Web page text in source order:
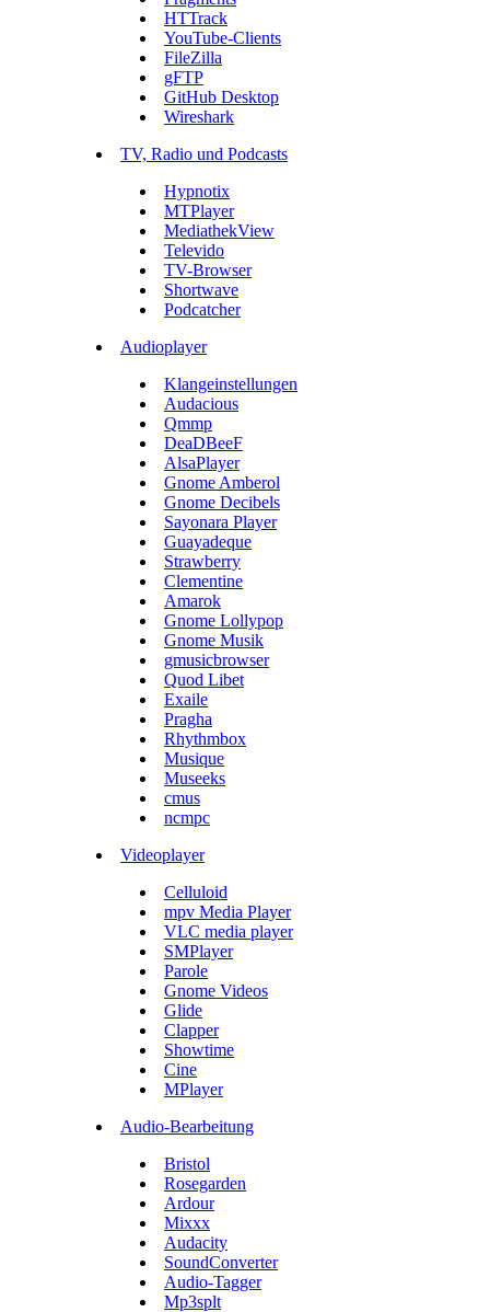
HTTrack
YouTube-Clients
FileZilla
gFTP
GitHub Desktop
Wireshark
TV, Radio und Podcasts
Hypnotix
MTPlayer
MediathekView
Televido
TV-Browser
Shortwave
Podcatcher
Audioplayer
Klangeinstellungen
Audacious
Qmmp
DeaDBeeF
AlsaPlayer
Gnome Amberol
Gnome Decibels
Sayonara Player
Guayadeque
Strawberry
Clementine
Amarok
Gnome Lollypop
Gnome Musik
gmusicbrowser
Quod Libet
Exaile
Pragha
Rhythmbox
Musique
Museeks
cmus
ncmpc
Videoplayer
Celluloid
mpv Media Player
VLC media player
SMPlayer
Parole
Gnome Videos
Glide
Clapper
Showtime
Cine
MPlayer
Audio-Bearbeitung
Bristol
Rosegarden
Ardour
Mixxx
Audacity
SoundConverter
Audio-Tagger
Mp3splt